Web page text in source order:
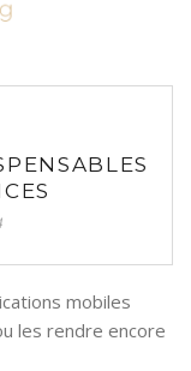
mobiles
les rendre encore